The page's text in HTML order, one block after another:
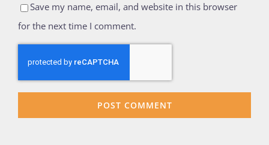
Save my name, email, and website in this browser
for the next time I comment.